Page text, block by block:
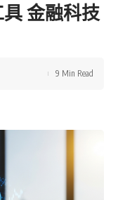
具 金融科技
9 Min Read